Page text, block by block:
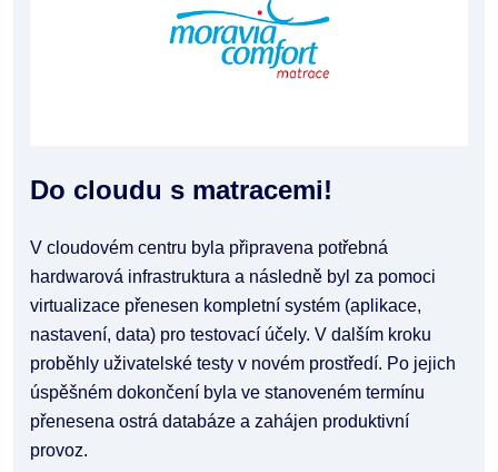
Do cloudu s matracemi!
V cloudovém centru byla připravena potřebná
hardwarová infrastruktura a následně byl za pomoci
virtualizace přenesen kompletní systém (aplikace,
nastavení, data) pro testovací účely. V dalším kroku
proběhly uživatelské testy v novém prostředí. Po jejich
úspěšném dokončení byla ve stanoveném termínu
přenesena ostrá databáze a zahájen produktivní
provoz.